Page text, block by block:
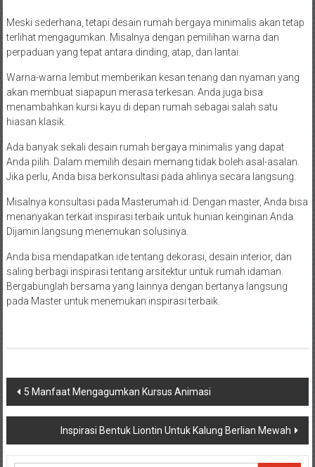
Meski sederhana, tetapi desain rumah bergaya minimalis akan tetap
terlihat mengagumkan. Misalnya dengan pemilihan warna dan
perpaduan yang tepat antara dinding, atap, dan lantai.
Warna-warna lembut memberikan kesan tenang dan nyaman yang
akan membuat siapapun merasa terkesan. Anda juga bisa
menambahkan kursi kayu di depan rumah sebagai salah satu
hiasan klasik.
Ada banyak sekali desain rumah bergaya minimalis yang dapat
Anda pilih. Dalam memilih desain memang tidak boleh asal-asalan.
Jika perlu, Anda bisa berkonsultasi pada ahlinya secara langsung.
Misalnya konsultasi pada Masterumah.id. Dengan master, Anda bisa
menanyakan terkait inspirasi terbaik untuk hunian keinginan Anda.
Dijamin langsung menemukan solusinya.
Anda bisa mendapatkan ide tentang dekorasi, desain interior, dan
saling berbagi inspirasi tentang arsitektur untuk rumah idaman.
Bergabunglah bersama yang lainnya dengan bertanya langsung
pada Master untuk menemukan inspirasi terbaik.
Navigasi
pos
5 Manfaat Mengagumkan Kursus Animasi
Inspirasi Bentuk Liontin Untuk Kalung Berlian Mewah